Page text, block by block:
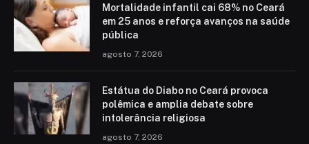
Mortalidade infantil cai 68% no Ceará
em 25 anos e reforça avanços na saúde
pública
agosto 7, 2026
Estátua do Diabo no Ceará provoca
polêmica e amplia debate sobre
intolerância religiosa
agosto 7, 2026